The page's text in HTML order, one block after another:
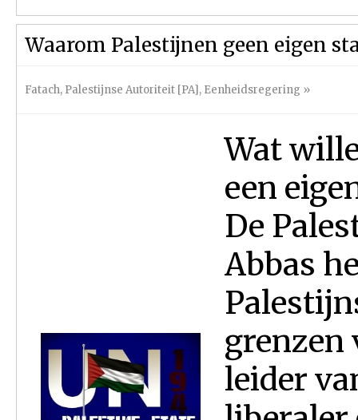
Waarom Palestijnen geen eigen
Fatach, Palestijnse Autoriteit [PA], Eenheidsregering »
Wat
een
De
Abbas
grenzen
leider